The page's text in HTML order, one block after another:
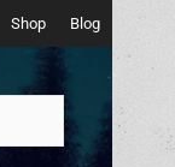
Shop Blog